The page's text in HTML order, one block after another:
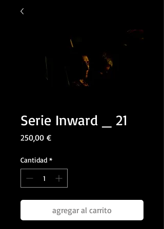
Serie Inward _ 21
250,00 €Precio
Cantidad *
agregar al carrito